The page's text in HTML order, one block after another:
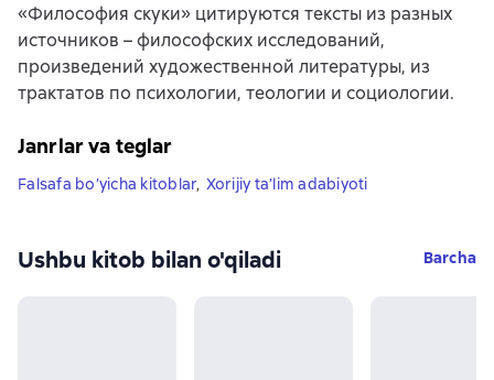
«Философия скуки» цитируются тексты из разных
источников – философских исследований,
произведений художественной литературы, из
трактатов по психологии, теологии и социологии.
Janrlar va teglar
Falsafa bo’yicha kitoblar, Xorijiy ta’lim adabiyoti
Ushbu kitob bilan o'qiladi Barcha